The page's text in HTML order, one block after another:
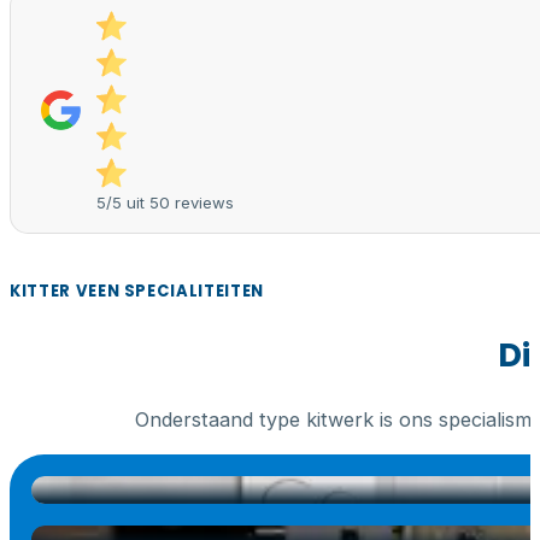
5/5 uit 50 reviews
KITTER VEEN SPECIALITEITEN
Onderstaand type kitwerk is ons